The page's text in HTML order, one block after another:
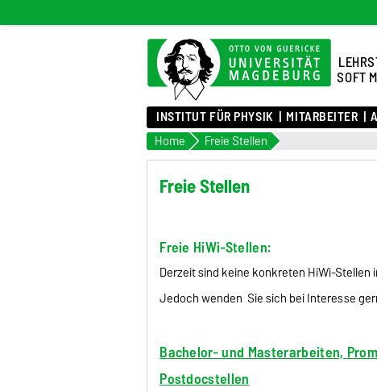
SOFT
INSTITUT FÜR PHYSIK MITARBEITER
Home Freie Stellen
Freie Stellen
Freie HiWi-Stellen:
Derzeit sind keine konkreten HiWi-Stellen
Jedoch wenden Sie sich bei Interesse
Bachelor- und Masterarbeiten,
Postdocstellen